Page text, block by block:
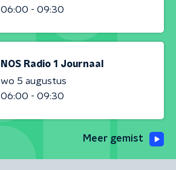
06:00 - 09:30
NOS Radio 1 Journaal
wo 5 augustus
06:00 - 09:30
Meer gemist